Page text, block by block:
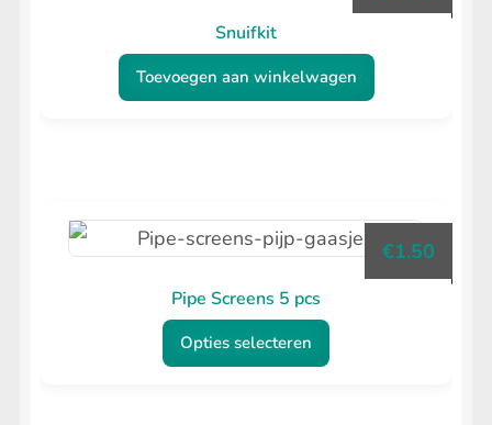
Snuifkit
Toevoegen aan winkelwagen
Pipe Screens 5 pcs
€1.50
Opties selecteren